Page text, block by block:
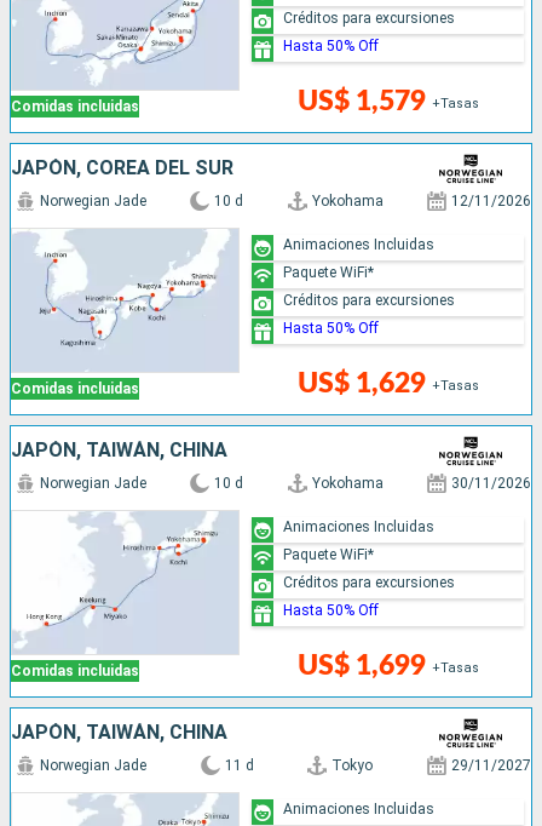
Comidas incluidas US$ 1,579 +Tasas
Créditos para excursiones
Hasta 50% Off
JAPÓN, COREA DEL SUR
Comidas incluidas
Norwegian Jade 10 d Yokohama 12/11/2026
US$ 1,629 +Tasas
Animaciones Incluidas
Paquete WiFi*
Créditos para excursiones
Hasta 50% Off
JAPÓN, TAIWÁN, CHINA
Comidas incluidas
Norwegian Jade 10 d Yokohama 30/11/2026
US$ 1,699 +Tasas
Animaciones Incluidas
Paquete WiFi*
Créditos para excursiones
Hasta 50% Off
JAPÓN, TAIWÁN, CHINA
Norwegian Jade 11 d Tokyo 29/11/2027
Animaciones Incluidas